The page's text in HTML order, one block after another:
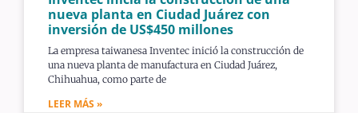
nueva planta en Ciudad Juárez con
inversión de US$450 millones
La empresa taiwanesa Inventec inició la construcción de
una nueva planta de manufactura en Ciudad Juárez,
Chihuahua, como parte de
LEER MÁS »